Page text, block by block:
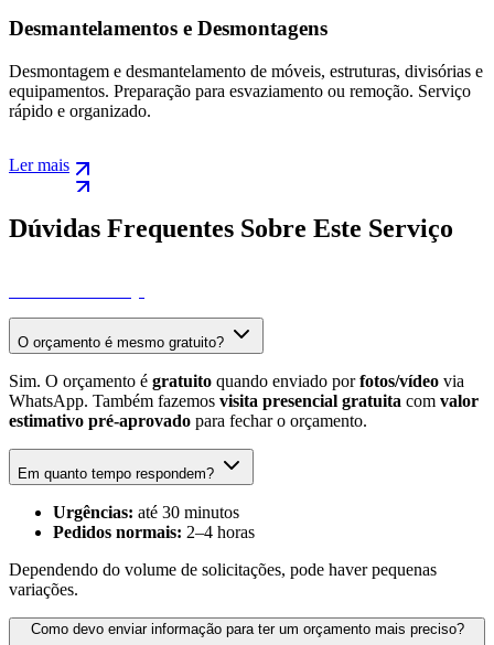
Desmontagens
de móveis, estruturas, divisórias e
para esvaziamento ou remoção. Serviço
Desocupação
Desocupação urgente
Esvaziamento total em
Dúvidas Frequentes Sobre Este Serviço
O orçamento é mesmo gratuito?
Sim. O orçamento é gratuito quando enviado porfotos/vídeo via
WhatsApp. Também fazemos visita presencial gratuita com valor
estimativo pré-aprovado para fechar o orçamento.
Em quanto tempo respondem?
Urgências: até 30 minutos
Pedidos normais: 2–4 horas
Dependendo do volume de solicitações, pode haver pequenas
variações.
Como devo enviar informação para ter um orçamento mais preciso?